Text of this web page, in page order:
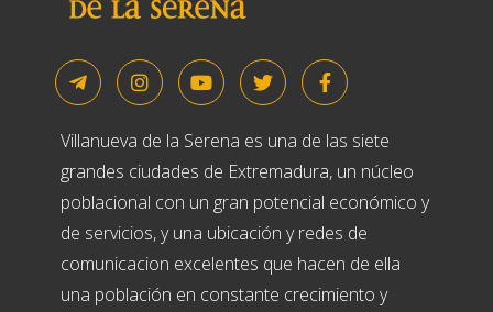
Villanueva de la Serena es una de las siete
grandes ciudades de Extremadura, un núcleo
poblacional con un gran potencial económico y
de servicios, y una ubicación y redes de
comunicacion excelentes que hacen de ella
una población en constante crecimiento y